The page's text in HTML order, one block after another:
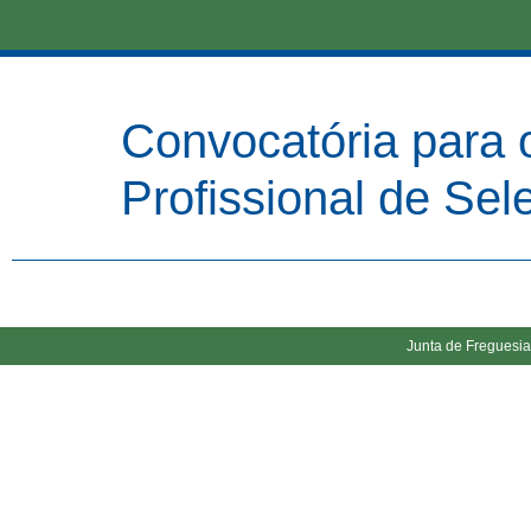
Convocatória para
Profissional de
Junta de